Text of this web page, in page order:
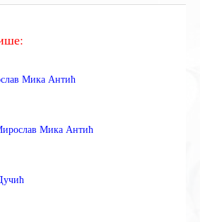
Мика Антић
Мика Антић